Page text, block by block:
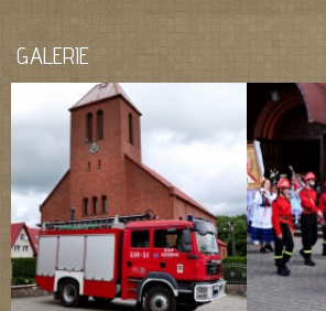
GALERIE